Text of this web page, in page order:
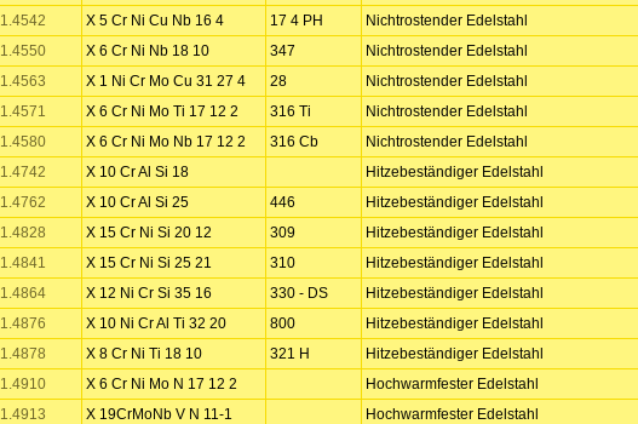
1.4542
X 5 Cr Ni Cu Nb 16 4 17 4 PH
Nichtrostender Edelstahl
1.4550
X 6 Cr Ni Nb 18 10 347
Nichtrostender Edelstahl
1.4563
X 1 Ni Cr Mo Cu 31 27 4 28
Nichtrostender Edelstahl
1.4571
X 6 Cr Ni Mo Ti 17 12 2 316 Ti
Nichtrostender Edelstahl
1.4580
X 6 Cr Ni Mo Nb 17 12 2 316 Cb
Nichtrostender Edelstahl
1.4742
X 10 Cr Al Si 18
Hitzebeständiger Edelstahl
1.4762
X 10 Cr Al Si 25 446
Hitzebeständiger Edelstahl
1.4828
X 15 Cr Ni Si 20 12 309
Hitzebeständiger Edelstahl
1.4841
X 15 Cr Ni Si 25 21 310
Hitzebeständiger Edelstahl
1.4864
X 12 Ni Cr Si 35 16 330 - DS
Hitzebeständiger Edelstahl
1.4876
X 10 Ni Cr Al Ti 32 20 800
Hitzebeständiger Edelstahl
1.4878
X 8 Cr Ni Ti 18 10 321 H
Hitzebeständiger Edelstahl
1.4910
X 6 Cr Ni Mo N 17 12 2
Hochwarmfester Edelstahl
1.4913
X 19CrMoNb V N 11-1
Hochwarmfester Edelstahl